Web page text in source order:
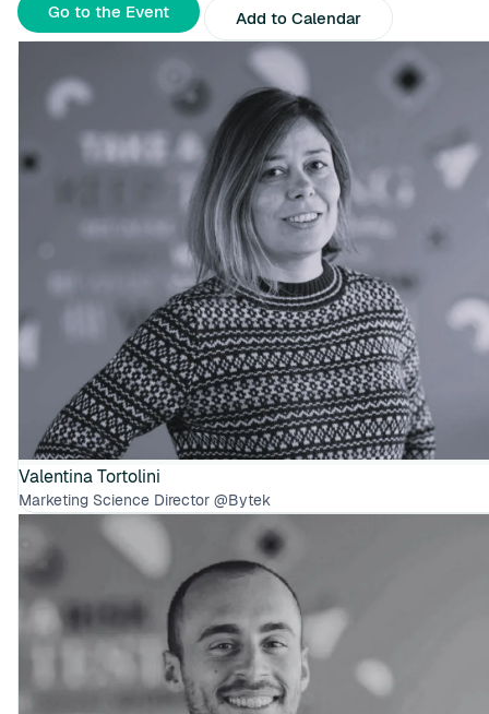
Go to the Event Add to Calendar
Valentina Tortolini
Marketing Science Director @Bytek